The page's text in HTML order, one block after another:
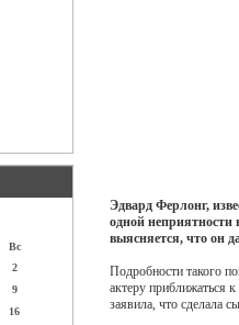
Вс
2
9
16
Эдвард Ферлонг,
одной неприятности
выясняется, что он
Подробности такого
актеру приближаться
заявила, что сделала